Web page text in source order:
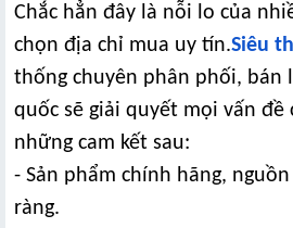
Chắc hẳn đây là nỗi lo của
chọn địa chỉ mua uy tín.Siêu
thống chuyên phân phối, bán
quốc sẽ giải quyết mọi vấn đề
những cam kết sau:
- Sản phẩm chính hãng,
ràng.